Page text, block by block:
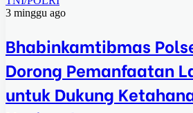
3 minggu ago
Bhabinkamtibmas
Dorong Pemanfaatan
untuk Dukung